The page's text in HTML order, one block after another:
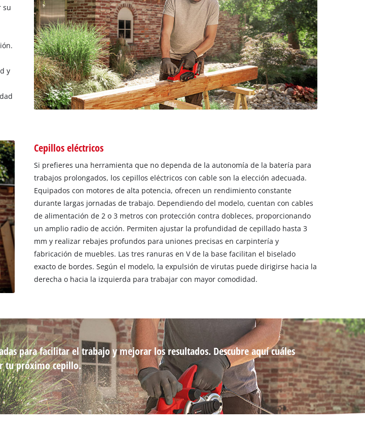
su
y
Cepillos eléctricos
Si prefieres una herramienta que no dependa de la autonomía de la batería para
trabajos prolongados, los cepillos eléctricos con cable son la elección adecuada.
Equipados con motores de alta potencia, ofrecen un rendimiento constante
durante largas jornadas de trabajo. Dependiendo del modelo, cuentan con cables
de alimentación de 2 o 3 metros con protección contra dobleces, proporcionando
un amplio radio de acción. Permiten ajustar la profundidad de cepillado hasta 3
mm y realizar rebajes profundos para uniones precisas en carpintería y
fabricación de muebles. Las tres ranuras en V de la base facilitan el biselado
exacto de bordes. Según el modelo, la expulsión de virutas puede dirigirse hacia la
derecha o hacia la izquierda para trabajar con mayor comodidad.
para facilitar el trabajo y mejorar los resultados. Descubre aquí cuáles
tu próximo cepillo.